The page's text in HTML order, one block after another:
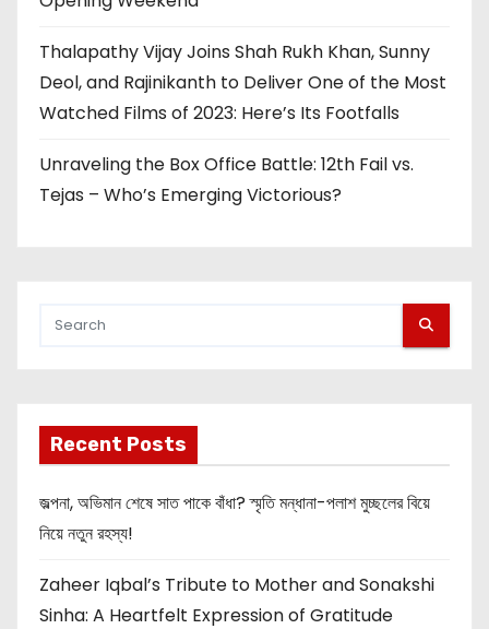
Thalapathy Vijay Joins Shah Rukh Khan, Sunny
Deol, and Rajinikanth to Deliver One of the Most
Watched Films of 2023: Here’s Its Footfalls
Unraveling the Box Office Battle: 12th Fail vs.
Tejas – Who’s Emerging Victorious?
Recent Posts
জল্পনা, অভিমান শেষে সাত পাকে বাঁধা? স্মৃতি মন্ধানা-পলাশ মুচ্ছলের বিয়ে
নিয়ে নতুন রহস্য!
Zaheer Iqbal’s Tribute to Mother and Sonakshi
Sinha: A Heartfelt Expression of Gratitude